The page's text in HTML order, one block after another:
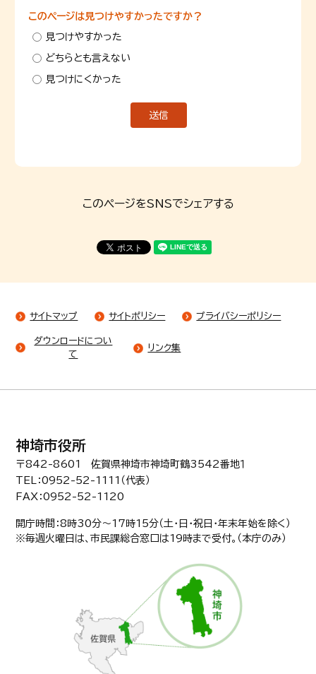
このページは見つけやすかったですか？
見つけやすかった
どちらとも言えない
見つけにくかった
このページをSNSでシェアする
サイトマップ サイトポリシー プライバシーポリシー
ダウンロードについ
て
リンク集
神埼市役所
〒842-8601 佐賀県神埼市神埼町鶴3542番地１
TEL：0952-52-1111（代表）
FAX：0952-52-1120
開庁時間：8時30分〜17時15分（土・日・祝日・年末年始を除く）
※毎週火曜日は、市民課総合窓口は19時まで受付。（本庁のみ）